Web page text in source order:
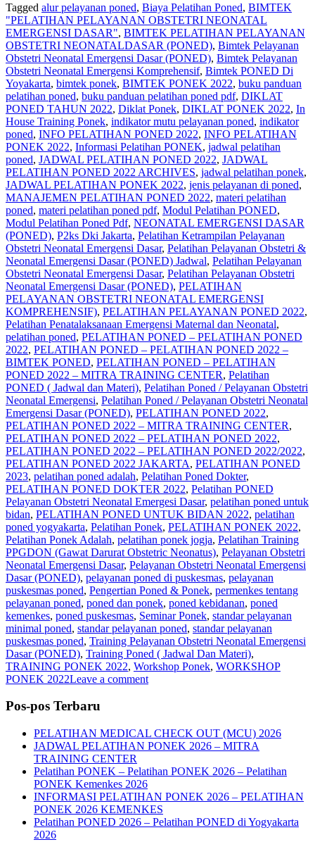
Tagged alur pelayanan poned, Biaya Pelatihan Poned, BIMTEK
"PELATIHAN PELAYANAN OBSTETRI NEONATAL
EMERGENSI DASAR", BIMTEK PELATIHAN PELAYANAN
OBSTETRI NEONATALDASAR (PONED), Bimtek Pelayanan
Obstetri Neonatal Emergensi Dasar (PONED), Bimtek Pelayanan
Obstetri Neonatal Emergensi Komprehensif, Bimtek PONED Di
Yoyakarta, bimtek ponek, BIMTEK PONEK 2022, buku panduan
pelatihan poned, buku panduan pelatihan poned pdf, DIKLAT
PONED TAHUN 2022, Diklat Ponek, DIKLAT PONEK 2022, In
House Training Ponek, indikator mutu pelayanan poned, indikator
poned, INFO PELATIHAN PONED 2022, INFO PELATIHAN
PONEK 2022, Informasi Pelatihan PONEK, jadwal pelatihan
poned, JADWAL PELATIHAN PONED 2022, JADWAL
PELATIHAN PONED 2022 ARCHIVES, jadwal pelatihan ponek,
JADWAL PELATIHAN PONEK 2022, jenis pelayanan di poned,
MANAJEMEN PELATIHAN PONED 2022, materi pelatihan
poned, materi pelatihan poned pdf, Modul Pelatihan PONED,
Modul Pelatihan Poned Pdf, NEONATAL EMERGENSI DASAR
(PONED), P2ks Dki Jakarta, Pelatihan Ketrampilan Pelayanan
Obstetri Neonatal Emergensi Dasar, Pelatihan Pelayanan Obstetri &
Neonatal Emergensi Dasar (PONED) Jadwal, Pelatihan Pelayanan
Obstetri Neonatal Emergensi Dasar, Pelatihan Pelayanan Obstetri
Neonatal Emergensi Dasar (PONED), PELATIHAN
PELAYANAN OBSTETRI NEONATAL EMERGENSI
KOMPREHENSIF), PELATIHAN PELAYANAN PONED 2022,
Pelatihan Penatalaksanaan Emergensi Maternal dan Neonatal,
pelatihan poned, PELATIHAN PONED – PELATIHAN PONED
2022, PELATIHAN PONED – PELATIHAN PONED 2022 –
BIMTEK PONED, PELATIHAN PONED – PELATIHAN
PONED 2022 – MITRA TRAINING CENTER, Pelatihan
PONED ( Jadwal dan Materi), Pelatihan Poned / Pelayanan Obstetri
Neonatal Emergensi, Pelatihan Poned / Pelayanan Obstetri Neonatal
Emergensi Dasar (PONED), PELATIHAN PONED 2022,
PELATIHAN PONED 2022 – MITRA TRAINING CENTER,
PELATIHAN PONED 2022 – PELATIHAN PONED 2022,
PELATIHAN PONED 2022 – PELATIHAN PONED 2022/2022,
PELATIHAN PONED 2022 JAKARTA, PELATIHAN PONED
2023, pelatihan poned adalah, Pelatihan Poned Dokter,
PELATIHAN PONED DOKTER 2022, Pelatihan PONED
Pelayanan Obstetri Neonatal Emergesi Dasar, pelatihan poned untuk
bidan, PELATIHAN PONED UNTUK BIDAN 2022, pelatihan
poned yogyakarta, Pelatihan Ponek, PELATIHAN PONEK 2022,
Pelatihan Ponek Adalah, pelatihan ponek jogja, Pelatihan Training
PPGDON (Gawat Darurat Obstetric Neonatus), Pelayanan Obstetri
Neonatal Emergensi Dasar, Pelayanan Obstetri Neonatal Emergensi
Dasar (PONED), pelayanan poned di puskesmas, pelayanan
puskesmas poned, Pengertian Poned & Ponek, permenkes tentang
pelayanan poned, poned dan ponek, poned kebidanan, poned
kemenkes, poned puskesmas, Seminar Ponek, standar pelayanan
minimal poned, standar pelayanan poned, standar pelayanan
puskesmas poned, Training Pelayanan Obstetri Neonatal Emergensi
Dasar (PONED), Training Poned ( Jadwal Dan Materi),
TRAINING PONEK 2022, Workshop Ponek, WORKSHOP
PONEK 2022Leave a comment
Pos-pos Terbaru
PELATIHAN MEDICAL CHECK OUT (MCU) 2026
JADWAL PELATIHAN PONEK 2026 – MITRA
TRAINING CENTER
Pelatihan PONEK – Pelatihan PONEK 2026 – Pelatihan
PONEK Kemenkes 2026
INFORMASI PELATIHAN PONEK 2026 – PELATIHAN
PONEK 2026 KEMENKES
Pelatihan PONED 2026 – Pelatihan PONED di Yogyakarta
2026